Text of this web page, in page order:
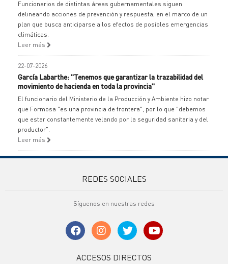
Funcionarios de distintas áreas gubernamentales siguen
delineando acciones de prevención y respuesta, en el marco de un
plan que busca anticiparse a los efectos de posibles emergencias
climáticas.
Leer más
22-07-2026
García Labarthe: "Tenemos que garantizar la trazabilidad del
movimiento de hacienda en toda la provincia"
El funcionario del Ministerio de la Producción y Ambiente hizo notar
que Formosa "es una provincia de frontera", por lo que "debemos
que estar constantemente velando por la seguridad sanitaria y del
productor".
Leer más
REDES SOCIALES
Síguenos en nuestras redes
ACCESOS DIRECTOS